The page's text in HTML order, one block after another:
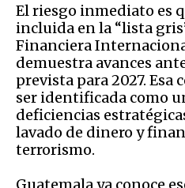
El riesgo inmediato es
incluida en la “lista
Financiera
demuestra avances
prevista para 2027.
ser identificada como
deficiencias
lavado de dinero y
terrorismo.
Guatemala ya conoce